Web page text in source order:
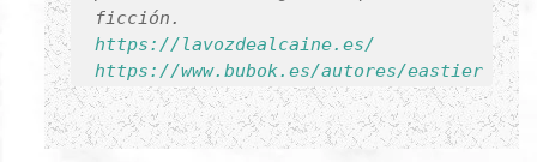
https://lavozdealcaine.es/
https://www.bubok.es/autores/eastier